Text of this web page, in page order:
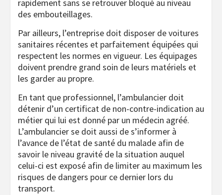
rapidement sans se retrouver bloqué au niveau
des embouteillages.
Par ailleurs, l’entreprise doit disposer de voitures
sanitaires récentes et parfaitement équipées qui
respectent les normes en vigueur. Les équipages
doivent prendre grand soin de leurs matériels et
les garder au propre.
En tant que professionnel, l’ambulancier doit
détenir d’un certificat de non-contre-indication au
métier qui lui est donné par un médecin agréé.
L’ambulancier se doit aussi de s’informer à
l’avance de l’état de santé du malade afin de
savoir le niveau gravité de la situation auquel
celui-ci est exposé afin de limiter au maximum les
risques de dangers pour ce dernier lors du
transport.